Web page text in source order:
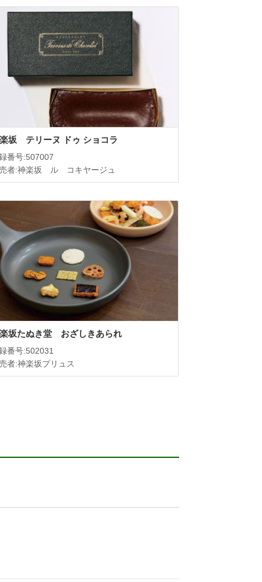
坂 テリーヌ ドゥ ショコラ
番号:507007
者:神楽坂 ル コキヤージュ
坂たぬき堂 おざしきあられ
番号:502031
者:神楽坂プリュス